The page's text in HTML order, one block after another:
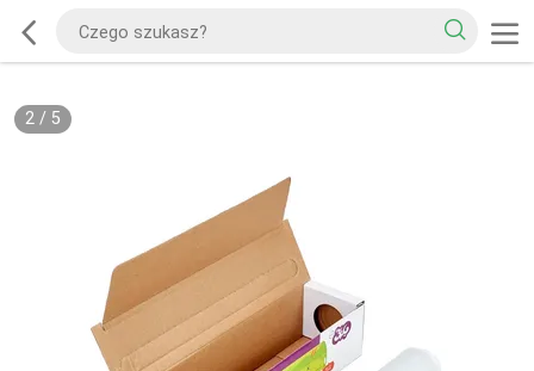
2/ 5